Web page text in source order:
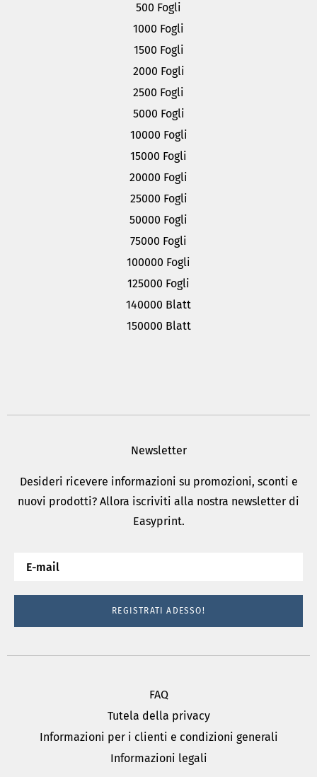
500 Fogli
1000 Fogli
1500 Fogli
2000 Fogli
2500 Fogli
5000 Fogli
10000 Fogli
15000 Fogli
20000 Fogli
25000 Fogli
50000 Fogli
75000 Fogli
100000 Fogli
125000 Fogli
140000 Blatt
150000 Blatt
Newsletter
Desideri ricevere informazioni su promozioni, sconti e
nuovi prodotti? Allora iscriviti alla nostra newsletter di
Easyprint.
REGISTRATI ADESSO!
FAQ
Tutela della privacy
Informazioni per i clienti e condizioni generali
Informazioni legali